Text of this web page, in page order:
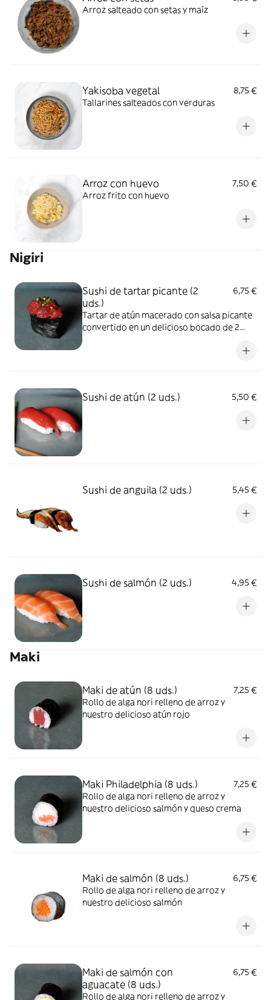
Arroz salteado con setas y maíz
Yakisoba vegetal
8,75 €
Tallarines salteados con verduras
Arroz con huevo
7,50 €
Arroz frito con huevo
Nigiri
Sushi de tartar picante (2
uds.)
6,75 €
Tartar de atún macerado con salsa picante
convertido en un delicioso bocado de 2
Sushi de atún (2 uds.) 5,50 €
Sushi de anguila (2 uds.) 5,45 €
Sushi de salmón (2 uds.) 4,95 €
Maki
Maki de atún (8 uds.)
7,25 €
Rollo de alga nori relleno de arroz y
nuestro delicioso atún rojo
Maki Philadelphia (8 uds.)
7,25 €
Rollo de alga nori relleno de arroz y
nuestro delicioso salmón y queso crema
Maki de salmón (8 uds.)
6,75 €
Rollo de alga nori relleno de arroz y
nuestro delicioso salmón
Maki de salmón con
aguacate (8 uds.)
6,75 €
Rollo de alga nori relleno de arroz y